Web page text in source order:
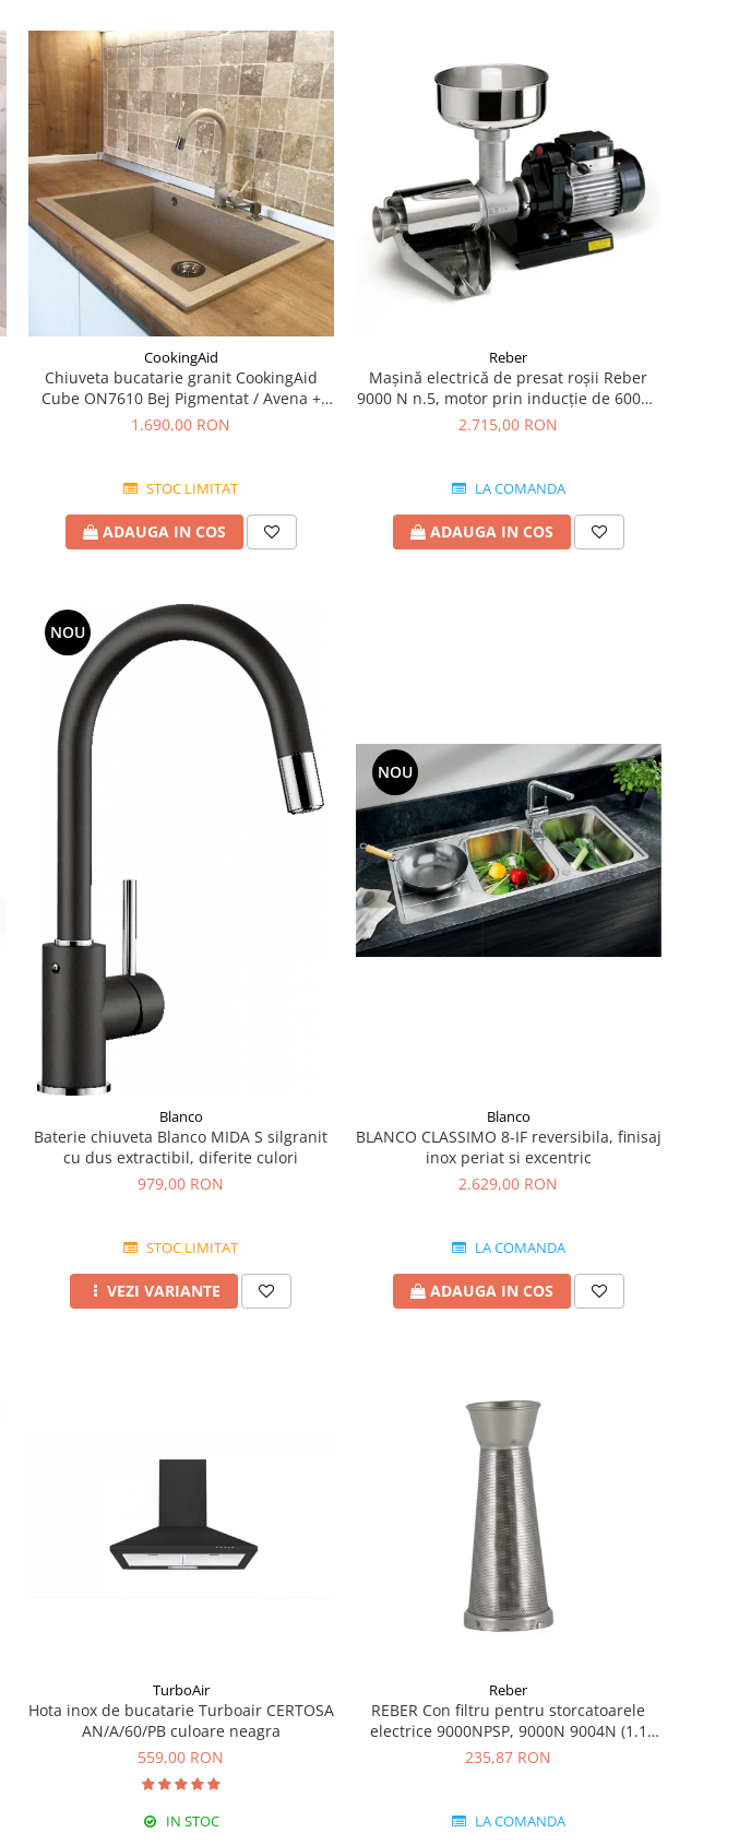
CookingAid
Chiuveta bucatarie granit CookingAid
Cube ON7610 Bej Pigmentat / Avena +
accesorii montaj
1.690,00 RON
STOC LIMITAT
ADAUGA IN COS
Reber
Mașină electrică de presat roşii Reber
9000 N n.5, motor prin inducție de 600W,
producție pana la 350kg/h
2.715,00 RON
LA COMANDA
ADAUGA IN COS
NOU
Blanco
Baterie chiuveta Blanco MIDA S silgranit
cu dus extractibil, diferite culori
979,00 RON
STOC LIMITAT
VEZI VARIANTE
NOU
Blanco
BLANCO CLASSIMO 8-IF reversibila, finisaj
inox periat si excentric
2.629,00 RON
LA COMANDA
ADAUGA IN COS
TurboAir
Hota inox de bucatarie Turboair CERTOSA
AN/A/60/PB culoare neagra
559,00 RON
IN STOC
Reber
REBER Con filtru pentru storcatoarele
electrice 9000NPSP, 9000N 9004N (1.1
mm)
235,87 RON
LA COMANDA